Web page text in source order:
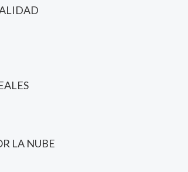
LA NUBE